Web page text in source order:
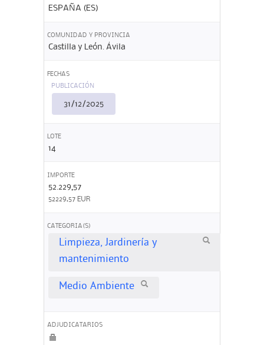
ESPAÑA (ES)
COMUNIDAD Y PROVINCIA
Castilla y León. Ávila
FECHAS
PUBLICACIÓN
31/12/2025
LOTE
14
IMPORTE
52.229,57
52229,57 EUR
CATEGORIA(S)
Limpieza, Jardinería y
mantenimiento
Medio Ambiente
ADJUDICATARIOS